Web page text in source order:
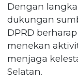
Dengan
dukungan
DPRD
menekan
menjaga
Selatan.